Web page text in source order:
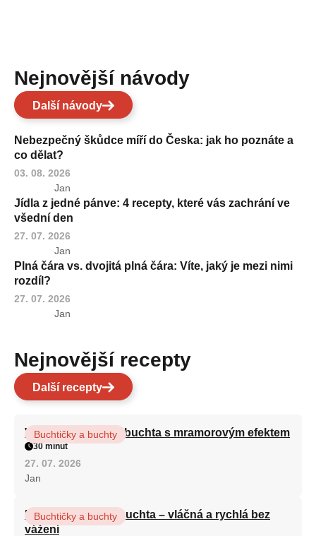
Nejnovější návody
Další návody
Nebezpečný škůdce míří do Česka: jak ho poznáte a
co dělat?
03. 08. 2026
Jan
Jídla z jedné pánve: 4 recepty, které vás zachrání ve
všední den
27. 07. 2026
Jan
Plná čára vs. dvojitá plná čára: Víte, jaký je mezi nimi
rozdíl?
27. 07. 2026
Jan
Nejnovější recepty
Další recepty
Vláčná olejová litá buchta s mramorovým efektem
Buchtičky a buchty
30 minut
27. 07. 2026
Jan
Hrnková maková buchta – vláčná a rychlá bez
vážení
Buchtičky a buchty